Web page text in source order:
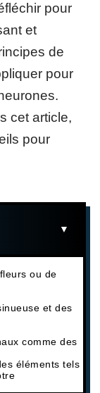
pour
et
de
pour
cet article,
pour
ou de
et des
comme des
éléments tels